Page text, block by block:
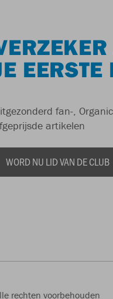
EERSTE
fan-,
artikelen
WORD NU LID VAN DE CLUB
rechten voorbehouden